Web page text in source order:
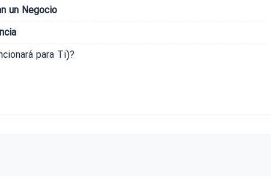
un Negocio
para Ti)?